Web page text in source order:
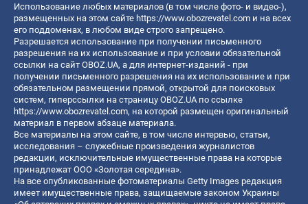
Использование любых материалов (в том числе фото- и видео-),
размещенных на этом сайте https://www.obozrevatel.com и на всех
его поддоменах, в любом виде строго запрещено.
Разрешается использование при получении письменного
разрешения на их использование и при условии обязательной
ссылки на сайт OBOZ.UA, а для интернет-изданий - при
получении письменного разрешения на их использование и при
обязательном размещении прямой, открытой для поисковых
систем, гиперссылки на страницу OBOZ.UA по ссылке
https://www.obozrevatel.com, на которой размещен оригинальный
материал в первом абзаце материала.
Все материалы на этом сайте, в том числе интервью, статьи,
исследования – служебные произведения журналистов
редакции, исключительные имущественные права на которые
принадлежат ООО «Золотая середина».
На все опубликованные фотоматериалы Getty Images редакция
имеет имущественные права, защищаемые законом Украины